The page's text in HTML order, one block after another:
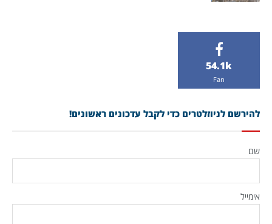
54.1k
Fan
להירשם לניוזלטרים כדי לקבל עדכונים ראשונים!
שם
אימייל